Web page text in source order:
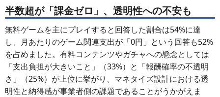
半数超が「課金ゼロ」、透明性への不安も
無料ゲームを主にプレイすると回答した割合は54%に達
し、月あたりのゲーム関連支出が「0円」という回答も52%
を占めました。有料コンテンツやガチャへの懸念としては
「支出負担が大きいこと」（33%）と「報酬確率の不透明
さ」（25%）が上位に挙がり、マネタイズ設計における透
明性と納得感が事業者側の課題であることがうかがえま